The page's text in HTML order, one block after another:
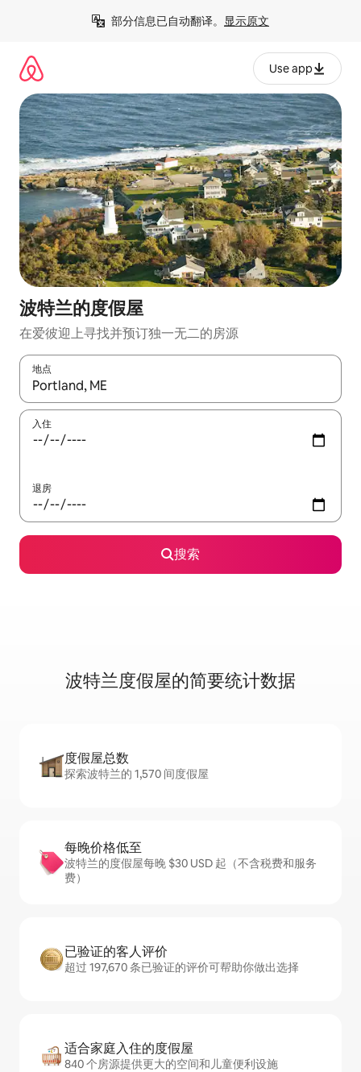
部分信息已自动翻译。 显示原文
Use app
波特兰的度假屋
在爱彼迎上寻找并预订独一无二的房源
地点
如有搜索结果，请使用上下方向键查看，或通过点击或滑动手势
入住
退房
搜索
波特兰度假屋的简要统计数据
度假屋总数
探索波特兰的 1,570 间度假屋
每晚价格低至
波特兰的度假屋每晚 $30 USD 起（不含税费和服务
费）
已验证的客人评价
超过 197,670 条已验证的评价可帮助你做出选择
适合家庭入住的度假屋
840 个房源提供更大的空间和儿童便利设施